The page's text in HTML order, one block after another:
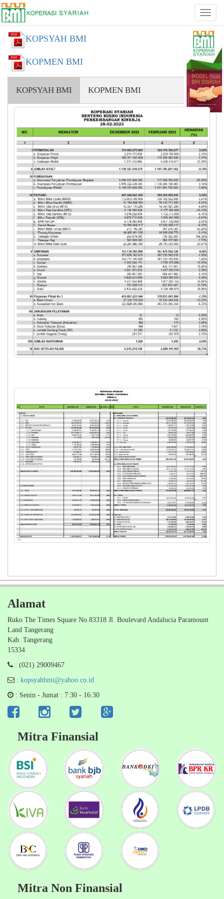
KOPSYAH BMI
KOPMEN BMI
KOPSYAH BMI KOPMEN BMI
Alamat
Ruko The Times Square No.83318 Jl. Boulevard Andalucia Paramount
Land Tangerang
Kab. Tangerang
15334
: (021) 29009467
: kopsyahbmi@yahoo.co.id
: Senin - Jumat : 7:30 - 16:30
Mitra Finansial
Mitra Non Finansial